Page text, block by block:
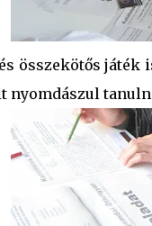
összekötős